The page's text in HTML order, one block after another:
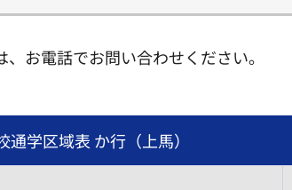
お電話でお問い合わせください。
学区域表 か行（上馬）